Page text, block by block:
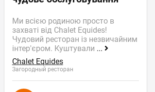
Ми всією родиною просто в
захваті від Chalet Equides!
Чудовий ресторан із незвичайним
інтер'єром. Куштували ...
Chalet Equides
Загородный ресторан